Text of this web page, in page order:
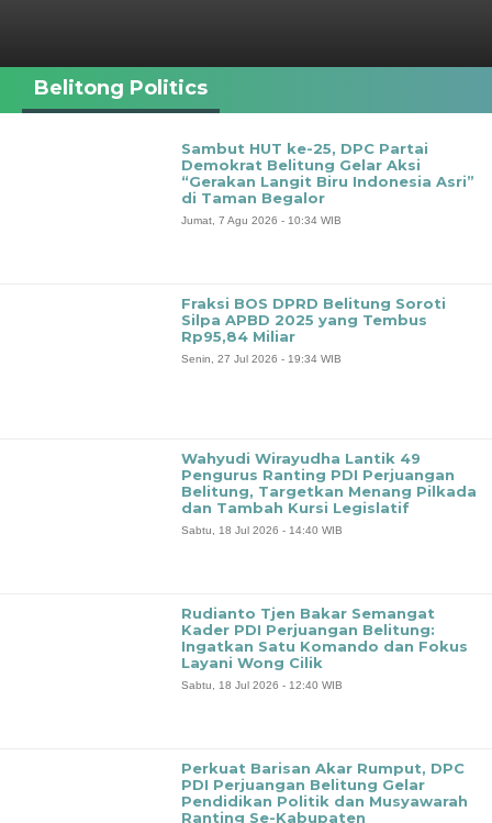
Belitong Politics
Sambut HUT ke-25, DPC Partai
Demokrat Belitung Gelar Aksi
“Gerakan Langit Biru Indonesia Asri”
di Taman Begalor
Jumat, 7 Agu 2026 - 10:34 WIB
Fraksi BOS DPRD Belitung Soroti
Silpa APBD 2025 yang Tembus
Rp95,84 Miliar
Senin, 27 Jul 2026 - 19:34 WIB
Wahyudi Wirayudha Lantik 49
Pengurus Ranting PDI Perjuangan
Belitung, Targetkan Menang Pilkada
dan Tambah Kursi Legislatif
Sabtu, 18 Jul 2026 - 14:40 WIB
‎Rudianto Tjen Bakar Semangat
Kader PDI Perjuangan Belitung:
Ingatkan Satu Komando dan Fokus
Layani Wong Cilik
Sabtu, 18 Jul 2026 - 12:40 WIB
‎Perkuat Barisan Akar Rumput, DPC
PDI Perjuangan Belitung Gelar
Pendidikan Politik dan Musyawarah
Ranting Se-Kabupaten